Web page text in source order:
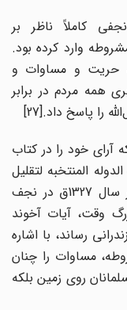
کاملاً ناظر بر
وارد کرده بود.
حریت و مساوات و
مردم در برابر
پاسخ داد.[27]
خود را در کتاب
المنتخبه لتقلیل
الظلم علی افراد الامه و ترقیه المجتمع در سال 1327ق در نجف
وقت، آیات آخوند
رساند، با اشاره
مساوات را چنان
روی زمین بلکه